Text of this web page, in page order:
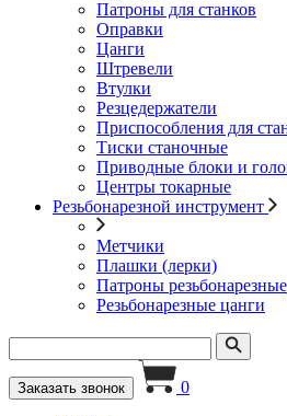
Патроны для станков
Оправки
Цанги
Штревели
Втулки
Резцедержатели
Приспособления для
Тиски станочные
Приводные блоки и
Центры токарные
Резьбонарезной инструмент
Метчики
Плашки (лерки)
Патроны резьбонарезные
Резьбонарезные цанги
Заказать звонок 0